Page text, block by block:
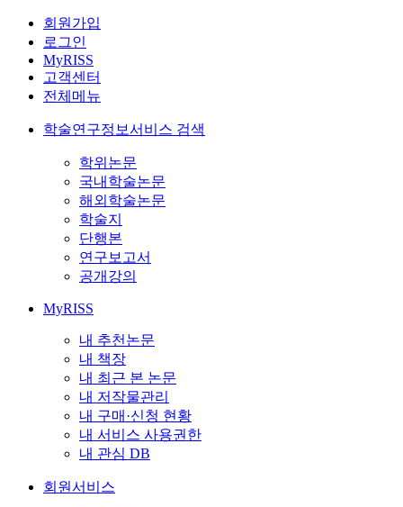
회원가입
로그인
MyRISS
고객센터
전체메뉴
학술연구정보서비스 검색
학위논문
국내학술논문
해외학술논문
학술지
단행본
연구보고서
공개강의
MyRISS
내 추천논문
내 책장
내 최근 본 논문
내 저작물관리
내 구매·신청 현황
내 서비스 사용권한
내 관심 DB
회원서비스